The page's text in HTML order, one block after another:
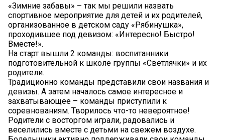
«Зимние забавы» – так мы решили назвать
спортивное мероприятие для детей и их родителей,
организованное в детском саду «Рябинушка»,
проходившее под девизом: «Интересно! Быстро!
Вместе!».
На старт вышли 2 команды: воспитанники
подготовительной к школе группы «Светлячки» и их
родители.
Традиционно команды представили свои названия и
девизы. А затем началось самое интересное и
захватывающее – команды приступили к
соревнованиям. Творилось что-то невероятное!
Родители с восторгом играли, радовались и
веселились вместе с детьми на свежем воздухе.